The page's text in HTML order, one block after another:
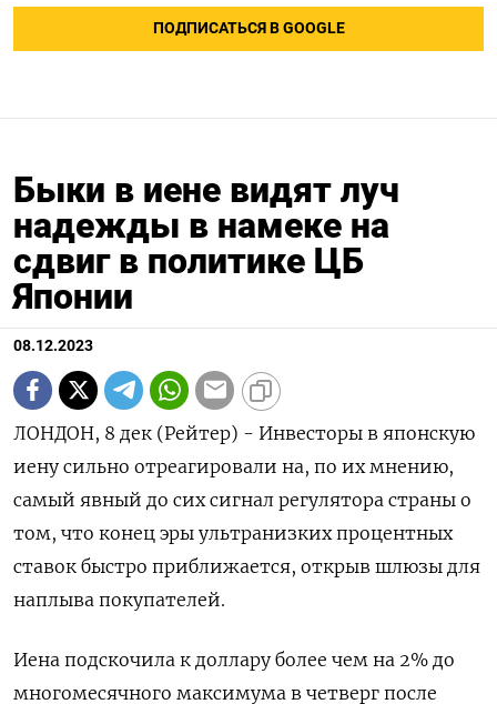
ПОДПИСАТЬСЯ В GOOGLE
Быки в иене видят луч
надежды в намеке на
сдвиг в политике ЦБ
Японии
08.12.2023
ЛОНДОН, 8 дек (Рейтер) - Инвесторы в японскую
иену сильно отреагировали на, по их мнению,
самый явный до сих сигнал регулятора страны о
том, что конец эры ультранизких процентных
ставок быстро приближается, открыв шлюзы для
наплыва покупателей.
Иена подскочила к доллару более чем на 2% до
многомесячного максимума в четверг после